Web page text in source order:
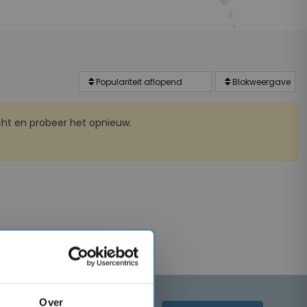
Over
en probeer het opnieuw.